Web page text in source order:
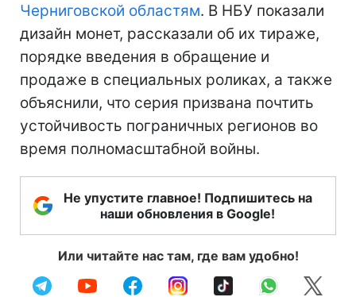
Черниговской областям. В НБУ показали
дизайн монет, рассказали об их тираже,
порядке введения в обращение и
продаже в специальных роликах, а также
объяснили, что серия призвана почтить
устойчивость пограничных регионов во
время полномасштабной войны.
Не упустите главное! Подпишитесь на
наши обновления в Google!
Или читайте нас там, где вам удобно!